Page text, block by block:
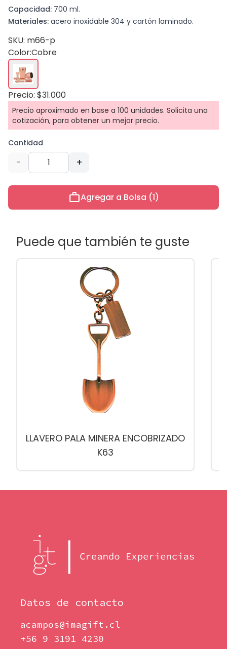
Capacidad: 700 ml.
Materiales: acero inoxidable 304 y cartón laminado.
SKU: m66-p
Color:Cobre
Precio: $31.000
Precio aproximado en base a 100 unidades. Solicita una
cotización, para obtener un mejor precio.
Cantidad
- +
workAgregar a Bolsa (1)
Puede que también te guste
LLAVERO PALA MINERA ENCOBRIZADO
K63
Datos de contacto
acampos@imagift.cl
+56 9 3191 4230